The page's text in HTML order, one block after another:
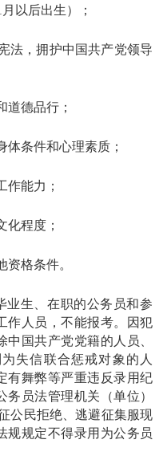
以后出生）；
法，拥护中国共产党领导
道德品行；
体条件和心理素质；
作能力；
化程度；
资格条件。
业生、在职的公务员和参
作人员，不能报考。因犯
国共产党党籍的人员、
失信联合惩戒对象的人
有舞弊等严重违反录用纪
员法管理机关（单位）
公民拒绝、逃避征集服现
规规定不得录用为公务员